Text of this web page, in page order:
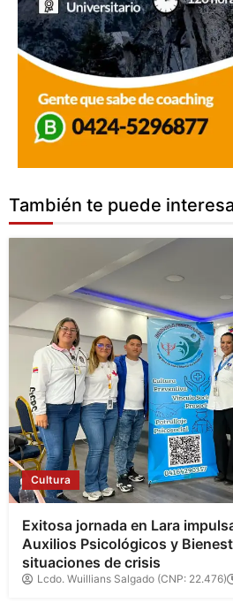
También te puede
Cultura
Exitosa jornada en Lara
Auxilios Psicológicos y
situaciones de crisis
Lcdo. Wuillians Salgado (CNP: 22.476)